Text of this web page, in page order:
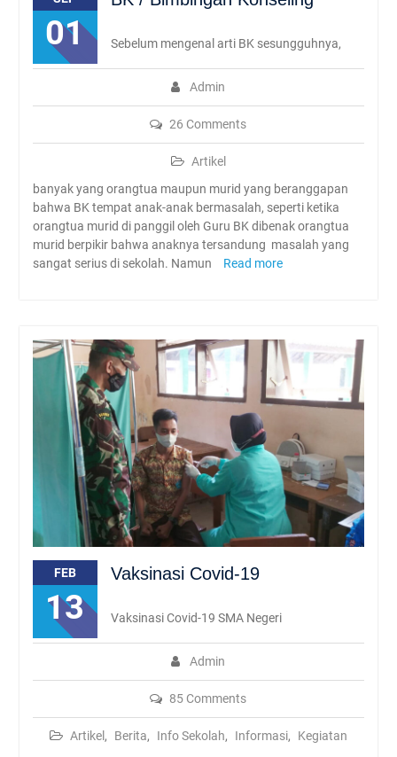
Rambipuji
Abhipraya Dies Natalis
SMAN Rambipuji Ke – 39
JADWAL SPMB 2026/2027
01
Admin
26 Comments
Artikel
Sebelum mengenal arti BK sesungguhnya,
banyak yang orangtua maupun murid yang beranggapan
bahwa BK tempat anak-anak bermasalah, seperti ketika
orangtua murid di panggil oleh Guru BK dibenak orangtua
murid berpikir bahwa anaknya tersandung masalah yang
sangat serius di sekolah. Namun
Read more
FEB
13
Vaksinasi Covid-19
Admin
85 Comments
Artikel , Berita, Info Sekolah, Informasi, Kegiatan
Vaksinasi Covid-19 SMA Negeri